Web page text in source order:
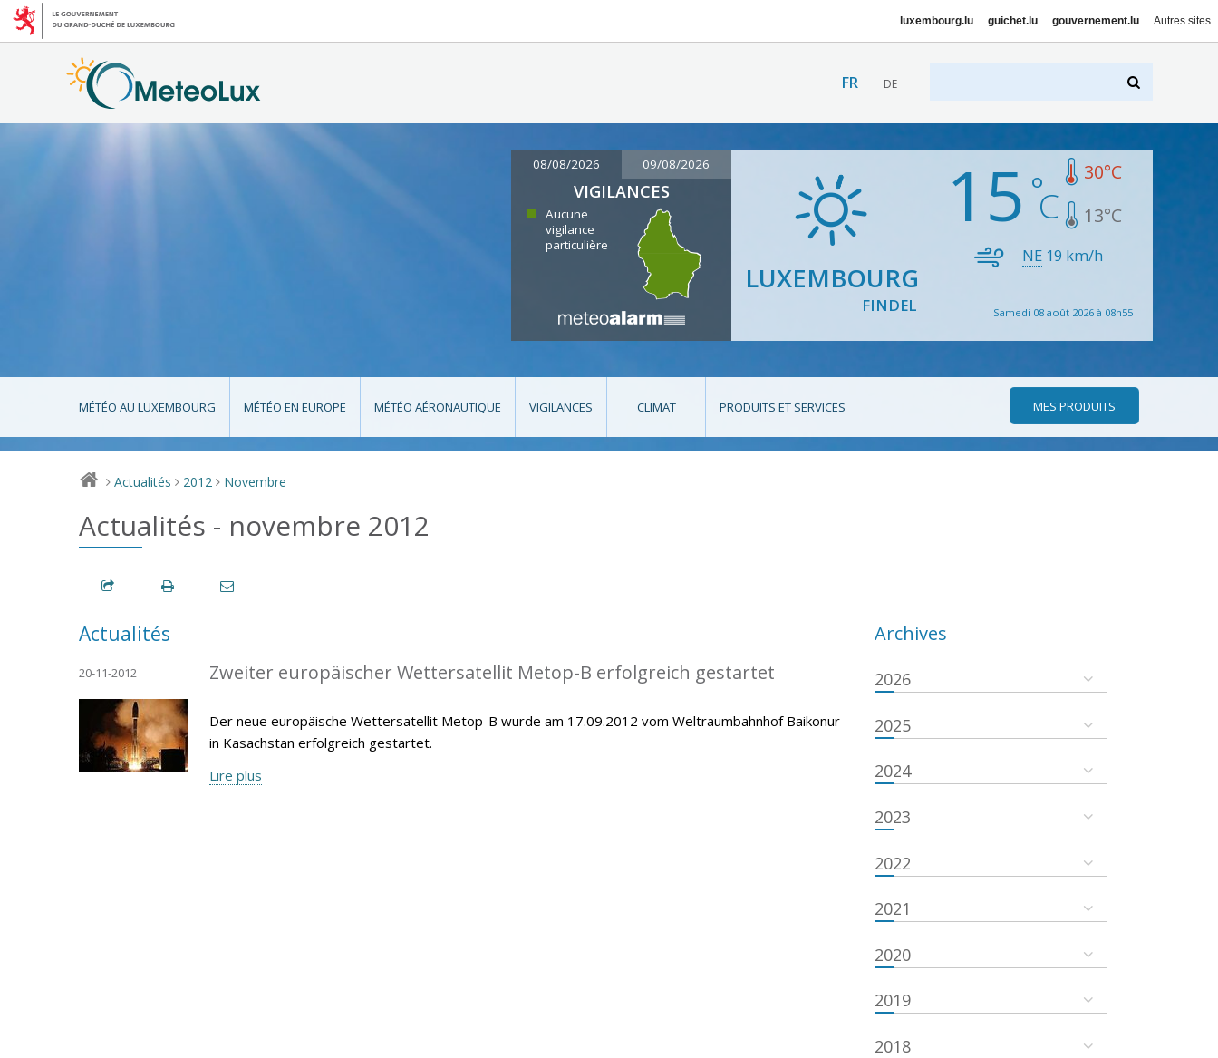
luxembourg.lu guichet.lu gouvernement.lu Autres sites
FR DE
08/08/2026 09/08/2026
VIGILANCES
Aucune
vigilance
particulière
LUXEMBOURG
FINDEL
15 30°C
13°C
NE 19 km/h
Samedi 08 août 2026 à 08h55
MÉTÉO AU LUXEMBOURG MÉTÉO EN EUROPE MÉTÉO AÉRONAUTIQUE VIGILANCES CLIMAT PRODUITS ET SERVICES MES PRODUITS
> Actualités > 2012 > Novembre
Actualités - novembre 2012
Actualités
Zweiter europäischer Wettersatellit Metop-B erfolgreich gestartet
20-11-2012
Der neue europäische Wettersatellit Metop-B wurde am 17.09.2012 vom Weltraumbahnhof Baikonur
in Kasachstan erfolgreich gestartet.
Lire plus
Archives
2026
2025
2024
2023
2022
2021
2020
2019
2018